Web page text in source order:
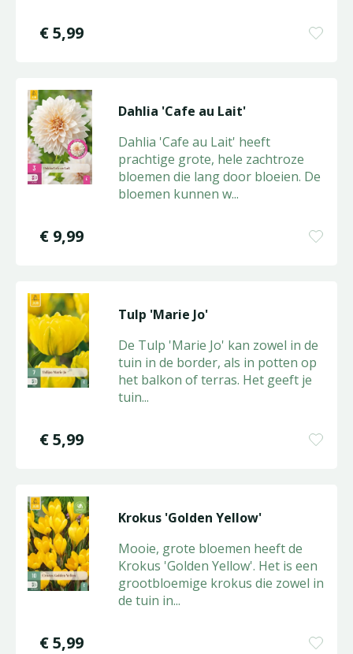
€5,99
Dahlia 'Cafe au Lait'
Dahlia 'Cafe au Lait' heeft
prachtige grote, hele zachtroze
bloemen die lang door bloeien. De
bloemen kunnen w...
€ 9,99
Tulp 'Marie Jo'
De Tulp 'Marie Jo' kan zowel in de
tuin in de border, als in potten op
het balkon of terras. Het geeft je
tuin...
€5,99
Krokus 'Golden Yellow'
Mooie, grote bloemen heeft de
Krokus 'Golden Yellow'. Het is een
grootbloemige krokus die zowel in
de tuin in...
€5,99